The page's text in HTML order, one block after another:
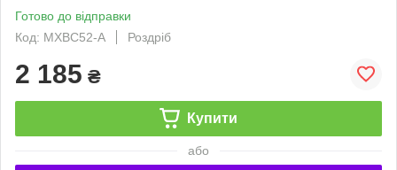
Готово до відправки
Код: MXBC52-A
Роздріб
2 185 ₴
Купити
або